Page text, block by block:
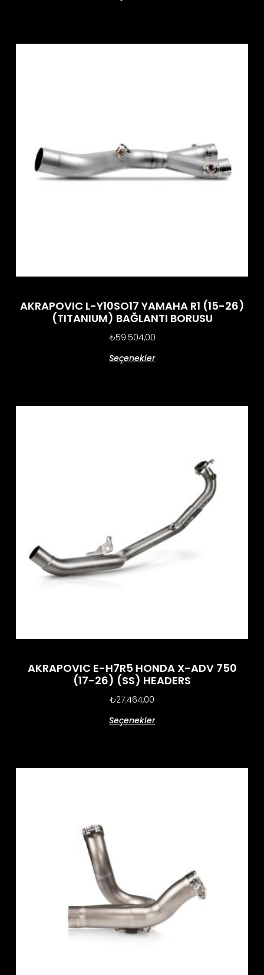
AKRAPOVIC L-Y10SO17 YAMAHA R1 (15-26)
(TITANIUM) BAĞLANTI BORUSU
₺59.504,00
Seçenekler
AKRAPOVIC E-H7R5 HONDA X-ADV 750
(17-26) (SS) HEADERS
₺27.464,00
Seçenekler